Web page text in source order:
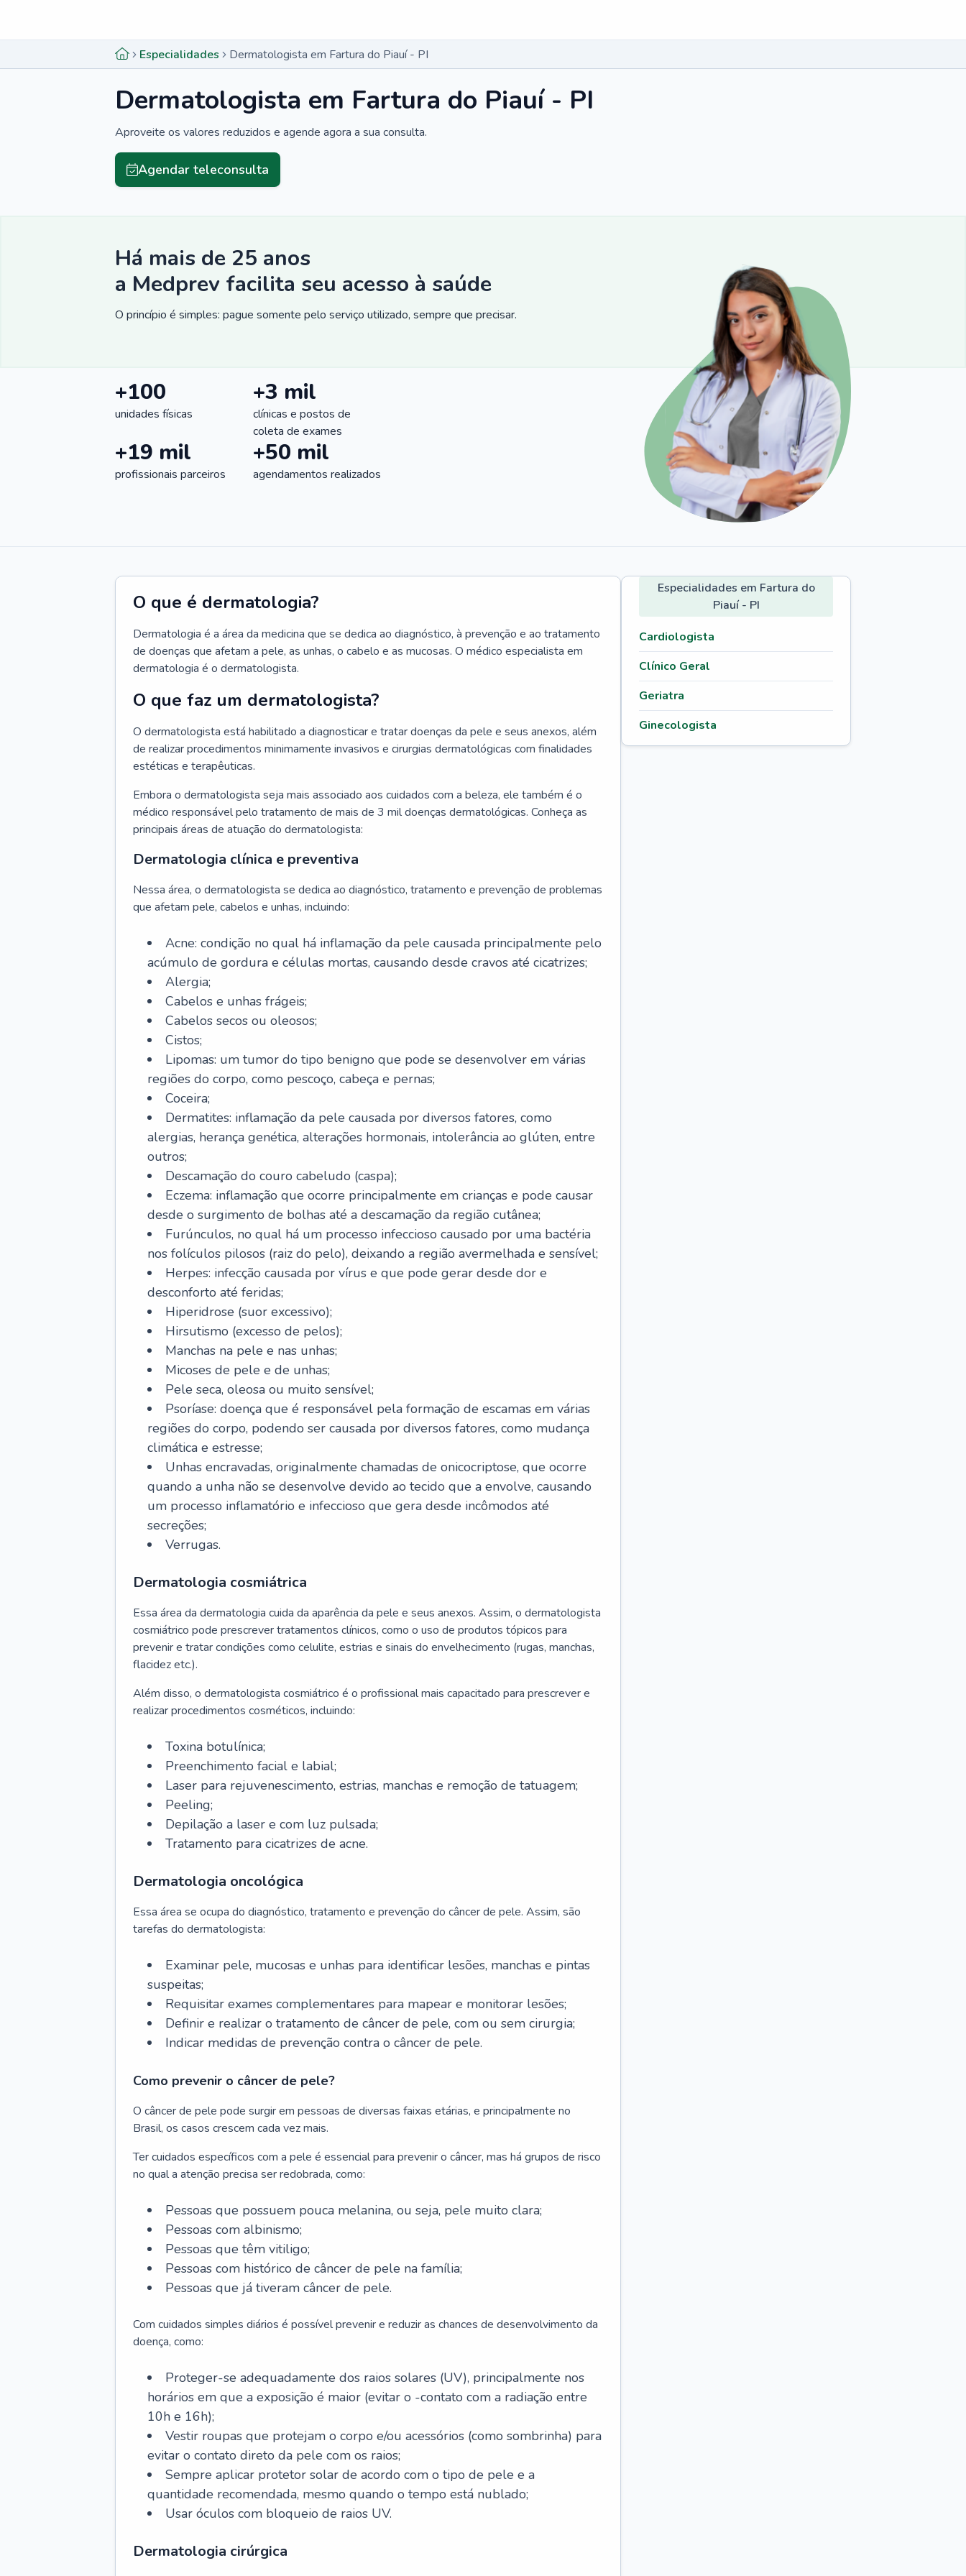
Especialidades Dermatologista em Fartura do Piauí - PI
Dermatologista em Fartura do Piauí - PI
Aproveite os valores reduzidos e agende agora a sua consulta.
Agendar teleconsulta
Há mais de 25 anos
a Medprev facilita seu acesso à saúde
O princípio é simples: pague somente pelo serviço utilizado, sempre que precisar.
+100
unidades físicas
+3 mil
clínicas e postos de
coleta de exames
+19 mil
profissionais parceiros
+50 mil
agendamentos realizados
O que é dermatologia?
Dermatologia é a área da medicina que se dedica ao diagnóstico, à prevenção e ao tratamento
de doenças que afetam a pele, as unhas, o cabelo e as mucosas. O médico especialista em
dermatologia é o dermatologista.
O que faz um dermatologista?
O dermatologista está habilitado a diagnosticar e tratar doenças da pele e seus anexos, além
de realizar procedimentos minimamente invasivos e cirurgias dermatológicas com finalidades
estéticas e terapêuticas.
Embora o dermatologista seja mais associado aos cuidados com a beleza, ele também é o
médico responsável pelo tratamento de mais de 3 mil doenças dermatológicas. Conheça as
principais áreas de atuação do dermatologista:
Dermatologia clínica e preventiva
Nessa área, o dermatologista se dedica ao diagnóstico, tratamento e prevenção de problemas
que afetam pele, cabelos e unhas, incluindo:
Acne: condição no qual há inflamação da pele causada principalmente pelo
acúmulo de gordura e células mortas, causando desde cravos até cicatrizes;
Alergia;
Cabelos e unhas frágeis;
Cabelos secos ou oleosos;
Cistos;
Lipomas: um tumor do tipo benigno que pode se desenvolver em várias
regiões do corpo, como pescoço, cabeça e pernas;
Coceira;
Dermatites: inflamação da pele causada por diversos fatores, como
alergias, herança genética, alterações hormonais, intolerância ao glúten, entre
outros;
Descamação do couro cabeludo (caspa);
Eczema: inflamação que ocorre principalmente em crianças e pode causar
desde o surgimento de bolhas até a descamação da região cutânea;
Furúnculos, no qual há um processo infeccioso causado por uma bactéria
nos folículos pilosos (raiz do pelo), deixando a região avermelhada e sensível;
Herpes: infecção causada por vírus e que pode gerar desde dor e
desconforto até feridas;
Hiperidrose (suor excessivo);
Hirsutismo (excesso de pelos);
Manchas na pele e nas unhas;
Micoses de pele e de unhas;
Pele seca, oleosa ou muito sensível;
Psoríase: doença que é responsável pela formação de escamas em várias
regiões do corpo, podendo ser causada por diversos fatores, como mudança
climática e estresse;
Unhas encravadas, originalmente chamadas de onicocriptose, que ocorre
quando a unha não se desenvolve devido ao tecido que a envolve, causando
um processo inflamatório e infeccioso que gera desde incômodos até
secreções;
Verrugas.
Dermatologia cosmiátrica
Essa área da dermatologia cuida da aparência da pele e seus anexos. Assim, o dermatologista
cosmiátrico pode prescrever tratamentos clínicos, como o uso de produtos tópicos para
prevenir e tratar condições como celulite, estrias e sinais do envelhecimento (rugas, manchas,
flacidez etc.).
Além disso, o dermatologista cosmiátrico é o profissional mais capacitado para prescrever e
realizar procedimentos cosméticos, incluindo:
Toxina botulínica;
Preenchimento facial e labial;
Laser para rejuvenescimento, estrias, manchas e remoção de tatuagem;
Peeling;
Depilação a laser e com luz pulsada;
Tratamento para cicatrizes de acne.
Dermatologia oncológica
Essa área se ocupa do diagnóstico, tratamento e prevenção do câncer de pele. Assim, são
tarefas do dermatologista:
Examinar pele, mucosas e unhas para identificar lesões, manchas e pintas
suspeitas;
Requisitar exames complementares para mapear e monitorar lesões;
Definir e realizar o tratamento de câncer de pele, com ou sem cirurgia;
Indicar medidas de prevenção contra o câncer de pele.
Como prevenir o câncer de pele?
O câncer de pele pode surgir em pessoas de diversas faixas etárias, e principalmente no
Brasil, os casos crescem cada vez mais.
Ter cuidados específicos com a pele é essencial para prevenir o câncer, mas há grupos de risco
no qual a atenção precisa ser redobrada, como:
Pessoas que possuem pouca melanina, ou seja, pele muito clara;
Pessoas com albinismo;
Pessoas que têm vitiligo;
Pessoas com histórico de câncer de pele na família;
Pessoas que já tiveram câncer de pele.
Com cuidados simples diários é possível prevenir e reduzir as chances de desenvolvimento da
doença, como:
Proteger-se adequadamente dos raios solares (UV), principalmente nos
horários em que a exposição é maior (evitar o -contato com a radiação entre
10h e 16h);
Vestir roupas que protejam o corpo e/ou acessórios (como sombrinha) para
evitar o contato direto da pele com os raios;
Sempre aplicar protetor solar de acordo com o tipo de pele e a
quantidade recomendada, mesmo quando o tempo está nublado;
Usar óculos com bloqueio de raios UV.
Dermatologia cirúrgica
Especialidades em Fartura do
Piauí - PI
Cardiologista
Clínico Geral
Geriatra
Ginecologista